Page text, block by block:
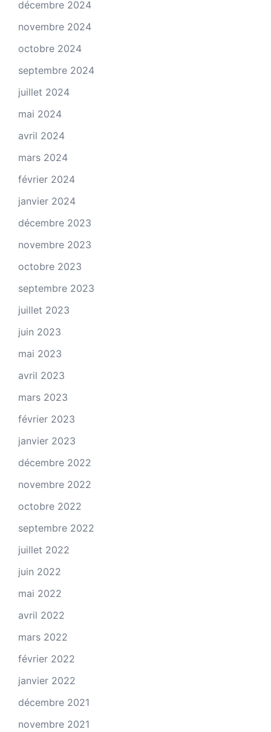
décembre 2024
novembre 2024
octobre 2024
septembre 2024
juillet 2024
mai 2024
avril 2024
mars 2024
février 2024
janvier 2024
décembre 2023
novembre 2023
octobre 2023
septembre 2023
juillet 2023
juin 2023
mai 2023
avril 2023
mars 2023
février 2023
janvier 2023
décembre 2022
novembre 2022
octobre 2022
septembre 2022
juillet 2022
juin 2022
mai 2022
avril 2022
mars 2022
février 2022
janvier 2022
décembre 2021
novembre 2021